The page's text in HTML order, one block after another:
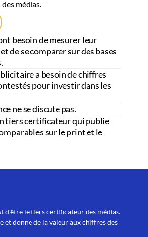
médias.
besoin de mesurer leur
de se comparer sur des bases
a besoin de chiffres
pour investir dans les
ne se discute pas.
tiers certificateur qui publie
sur le print et le
d'être le tiers certificateur des médias.
et donne de la valeur aux chiffres des